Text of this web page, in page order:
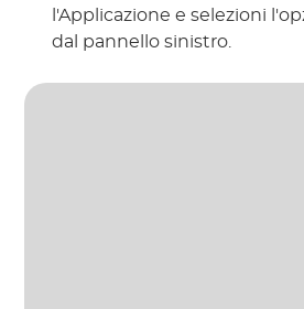
l'Applicazione e selezioni
dal pannello sinistro.